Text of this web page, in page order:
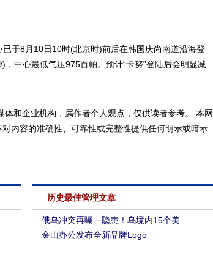
于8月10日10时(北京时)前后在韩国庆尚南道沿海登
中心最低气压975百帕。预计“卡努”登陆后会明显减
和企业机构，属作者个人观点，仅供读者参考。 本网
内容的准确性、可靠性或完整性提供任何明示或暗示
历史最佳管理文章
俄乌冲突再曝一隐患！乌境内15个美
金山办公发布全新品牌Logo